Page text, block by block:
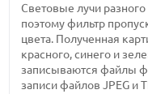
Световые лучи
поэтому фильтр
цвета. Полученная
красного, синего и
записываются файлы
записи файлов JPEG и